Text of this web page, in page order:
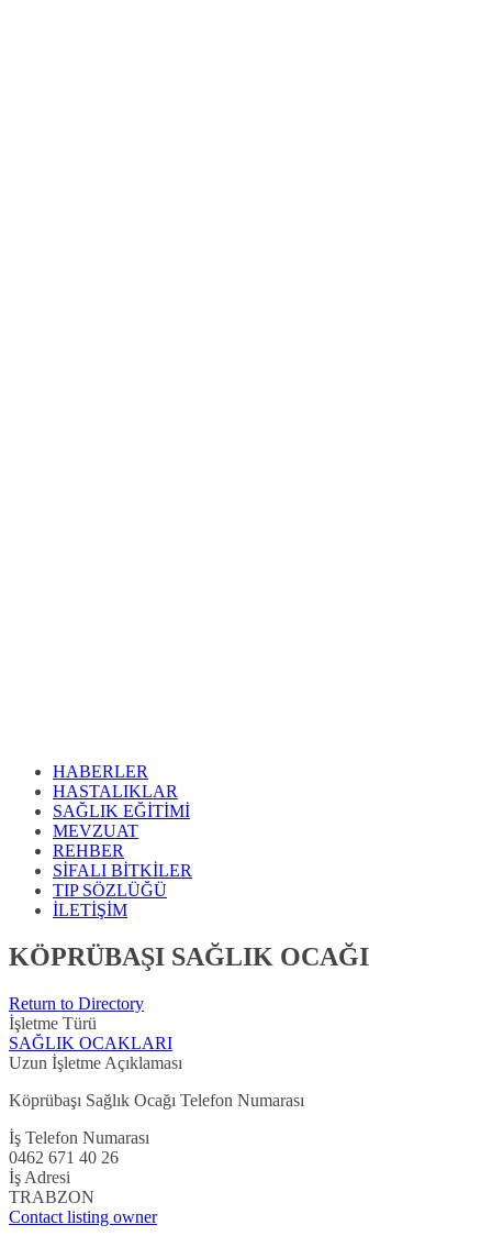
HABERLER
HASTALIKLAR
SAĞLIK EĞİTİMİ
MEVZUAT
REHBER
SİFALI BİTKİLER
TIP SÖZLÜĞÜ
İLETİŞİM
KÖPRÜBAŞI SAĞLIK OCAĞI
Return to Directory
İşletme Türü
SAĞLIK OCAKLARI
Uzun İşletme Açıklaması
Köprübaşı Sağlık Ocağı Telefon Numarası
İş Telefon Numarası
0462 671 40 26
İş Adresi
TRABZON
Contact listing owner